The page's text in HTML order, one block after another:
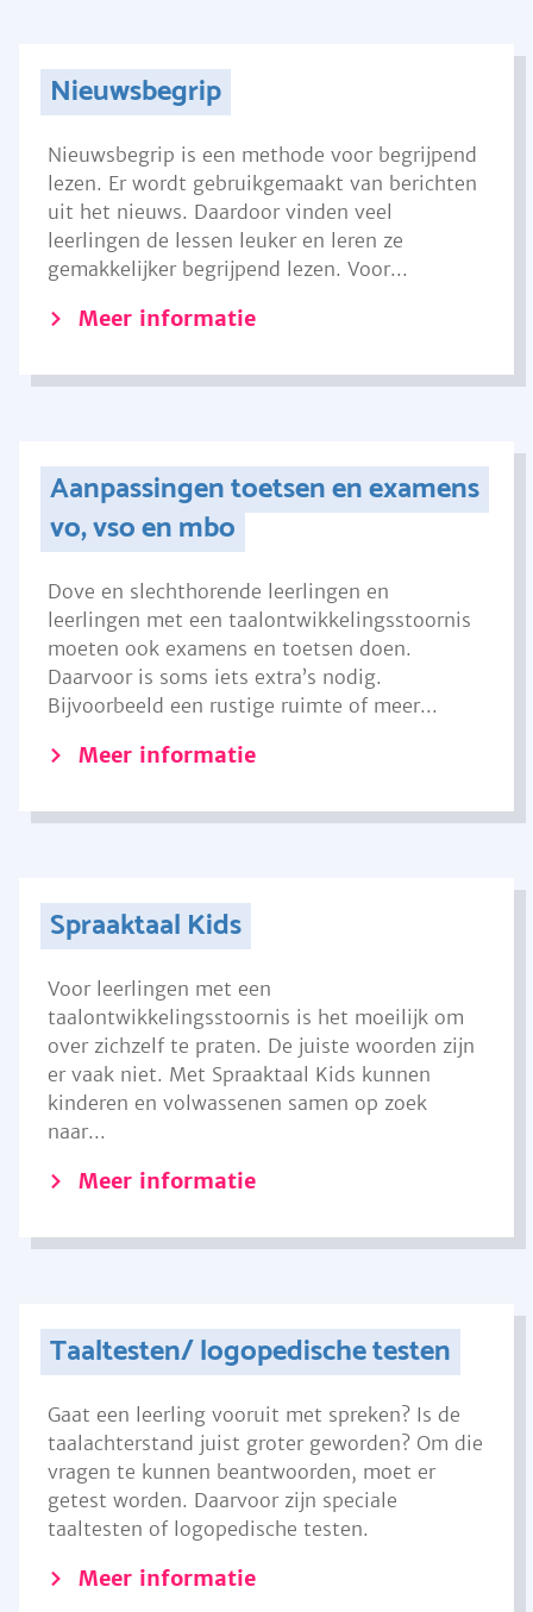
Nieuwsbegrip
Nieuwsbegrip is een methode voor begrijpend
lezen. Er wordt gebruikgemaakt van berichten
uit het nieuws. Daardoor vinden veel
leerlingen de lessen leuker en leren ze
gemakkelijker begrijpend lezen. Voor...
Meer informatie
Aanpassingen toetsen en examens
vo, vso en mbo
Dove en slechthorende leerlingen en
leerlingen met een taalontwikkelingsstoornis
moeten ook examens en toetsen doen.
Daarvoor is soms iets extra’s nodig.
Bijvoorbeeld een rustige ruimte of meer...
Meer informatie
Spraaktaal Kids
Voor leerlingen met een
taalontwikkelingsstoornis is het moeilijk om
over zichzelf te praten. De juiste woorden zijn
er vaak niet. Met Spraaktaal Kids kunnen
kinderen en volwassenen samen op zoek
naar...
Meer informatie
Taaltesten/ logopedische testen
Gaat een leerling vooruit met spreken? Is de
taalachterstand juist groter geworden? Om die
vragen te kunnen beantwoorden, moet er
getest worden. Daarvoor zijn speciale
taaltesten of logopedische testen.
Meer informatie